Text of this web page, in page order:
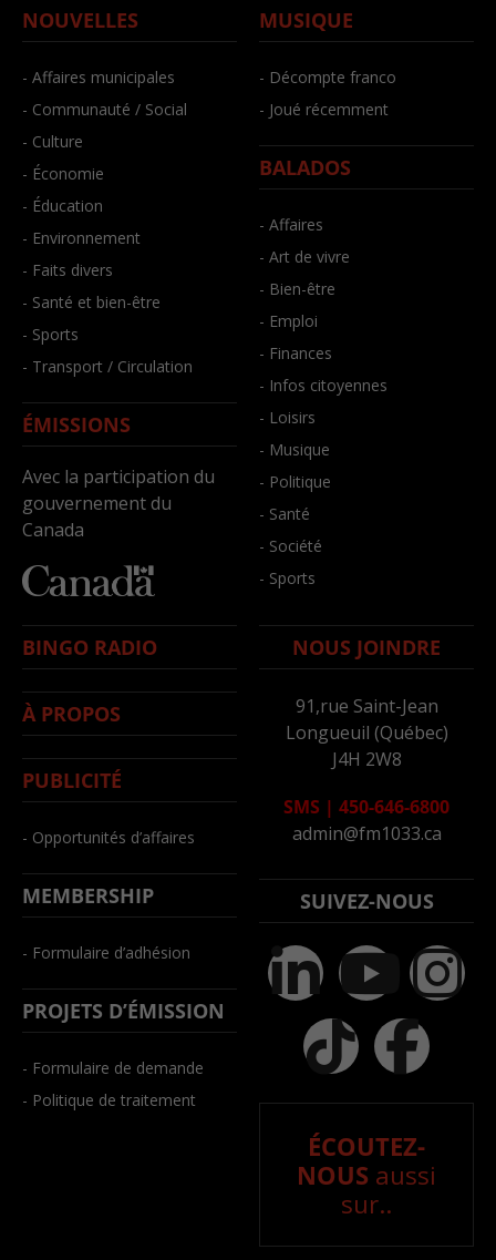
NOUVELLES
- Affaires municipales
- Communauté / Social
- Culture
- Économie
- Éducation
- Environnement
- Faits divers
- Santé et bien-être
- Sports
- Transport / Circulation
ÉMISSIONS
Avec la participation du
gouvernement du
Canada
MUSIQUE
- Décompte franco
- Joué récemment
BALADOS
- Affaires
- Art de vivre
- Bien-être
- Emploi
- Finances
- Infos citoyennes
- Loisirs
- Musique
- Politique
- Santé
- Société
- Sports
BINGO RADIO
À PROPOS
PUBLICITÉ
- Opportunités d’affaires
MEMBERSHIP
- Formulaire d’adhésion
PROJETS D’ÉMISSION
- Formulaire de demande
- Politique de traitement
NOUS JOINDRE
91,rue Saint-Jean
Longueuil (Québec)
J4H 2W8
SMS | 450-646-6800
admin@fm1033.ca
SUIVEZ-NOUS
ÉCOUTEZ-
NOUS aussi
sur..